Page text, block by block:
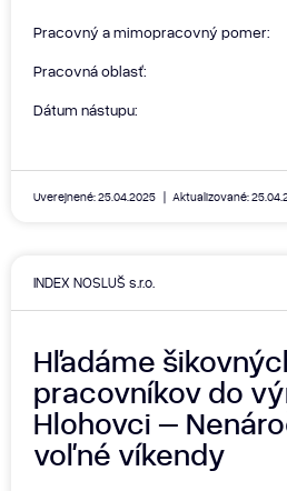
Pracovný a mimopracovný pomer:
Pracovná oblasť:
Dátum nástupu:
Uverejnené: 25.04.2025 Aktualizované:
INDEX NOSLUŠ s.r.o.
Hľadáme
pracovníkov do
Hlohovci –
voľné víkendy